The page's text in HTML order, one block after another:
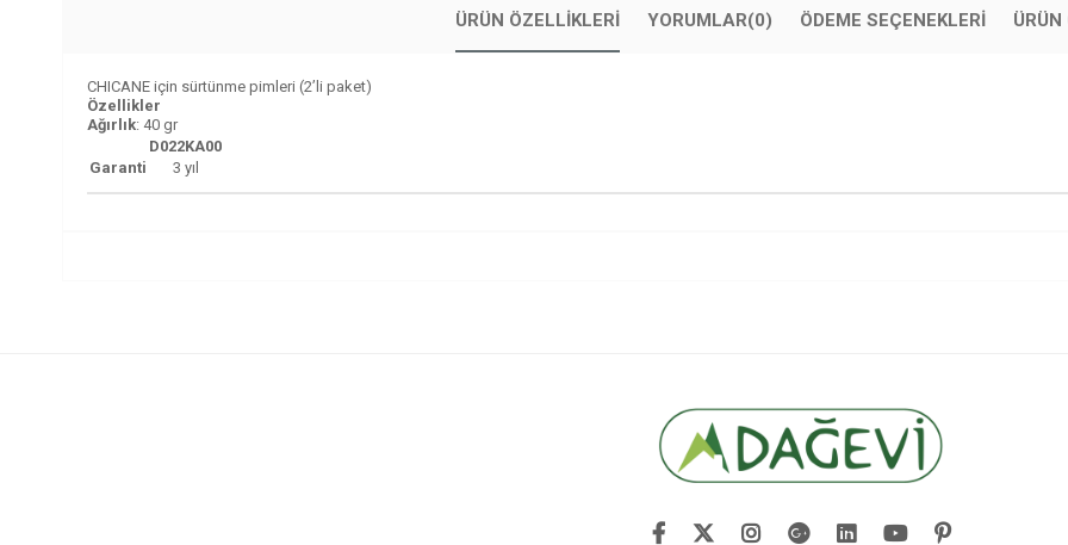
ÜRÜN ÖZELLIKLERI YORUMLAR(0) ÖDEME SEÇENEKLERI ÜRÜN
CHICANE için sürtünme pimleri (2’li paket)
Özellikler
Ağırlık: 40 gr
D022KA00
Garanti
3 yıl